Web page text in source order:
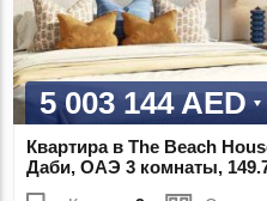
5 003 144 AED
Квартира в The Beach
Даби, ОАЭ 3 комнаты,